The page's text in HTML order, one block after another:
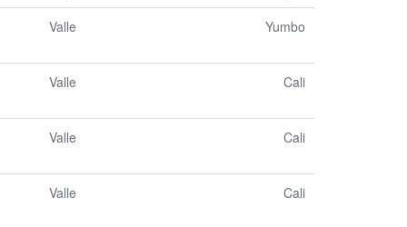
Valle Yumbo
Valle Cali
Valle Cali
Valle Cali